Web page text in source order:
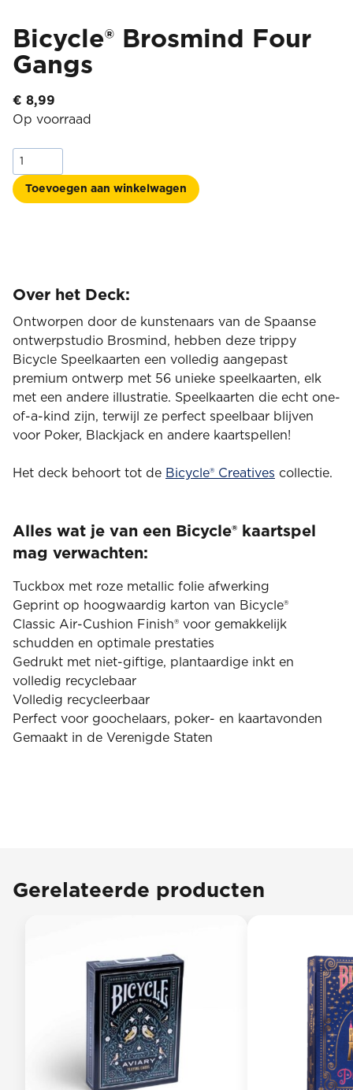
Bicycle® Brosmind Four
Gangs
€ 8,99
Op voorraad
Bicycle®
Brosmind
Four
Gangs
Toevoegen aan winkelwagen
Over het Deck:
Ontworpen door de kunstenaars van de Spaanse
ontwerpstudio Brosmind, hebben deze trippy
Bicycle Speelkaarten een volledig aangepast
premium ontwerp met 56 unieke speelkaarten, elk
met een andere illustratie. Speelkaarten die echt one-
of-a-kind zijn, terwijl ze perfect speelbaar blijven
voor Poker, Blackjack en andere kaartspellen!
Het deck behoort tot de Bicycle® Creatives collectie.
Alles wat je van een Bicycle® kaartspel
mag verwachten:
Tuckbox met roze metallic folie afwerking
Geprint op hoogwaardig karton van Bicycle®
Classic Air-Cushion Finish® voor gemakkelijk
schudden en optimale prestaties
Gedrukt met niet-giftige, plantaardige inkt en
volledig recyclebaar
Volledig recycleerbaar
Perfect voor goochelaars, poker- en kaartavonden
Gemaakt in de Verenigde Staten
Gerelateerde producten